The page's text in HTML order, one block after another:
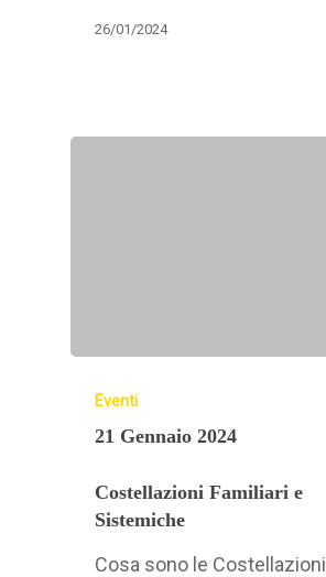
26/01/2024
Eventi
21 Gennaio 2024
Costellazioni Familiari e
Sistemiche
Cosa sono le Costellazioni